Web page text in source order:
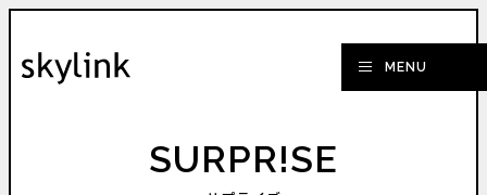
SURPR!SE